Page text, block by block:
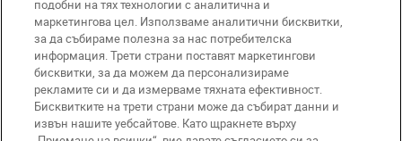
подобни на тях технологии с аналитична и
маркетингова цел. Използваме аналитични бисквитки,
за да събираме полезна за нас потребителска
информация. Трети страни поставят маркетингови
бисквитки, за да можем да персонализираме
рекламите си и да измерваме тяхната ефективност.
Бисквитките на трети страни може да събират данни и
извън нашите уебсайтове. Като щракнете върху